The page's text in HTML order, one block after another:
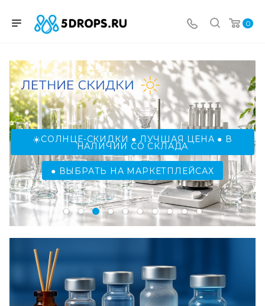
0
.
☀️СОЛНЦЕ-СКИДКИ ● ЛУЧШАЯ ЦЕНА ● В
НАЛИЧИИ СО СКЛАДА
● ВЫБРАТЬ НА МАРКЕТПЛЕЙСАХ